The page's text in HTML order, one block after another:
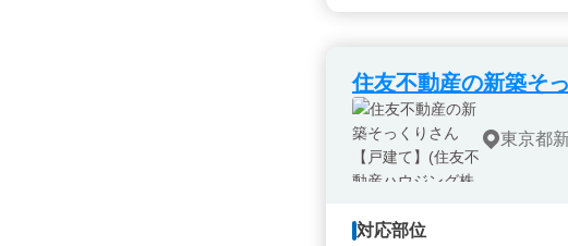
住友不動産の新築そ
東京都
対応部位